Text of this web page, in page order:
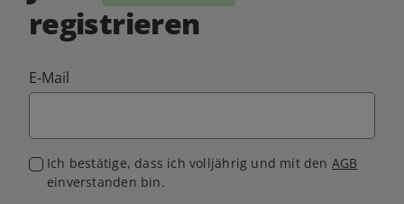
registrieren
E-Mail
Ich bestätige, dass ich volljährig und mit den AGB
einverstanden bin.